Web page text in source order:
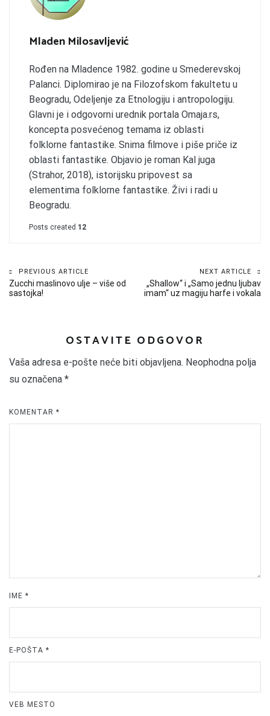
Mladen Milosavljević
Rođen na Mladence 1982. godine u Smederevskoj
Palanci. Diplomirao je na Filozofskom fakultetu u
Beogradu, Odeljenje za Etnologiju i antropologiju.
Glavni je i odgovorni urednik portala Omaja.rs,
koncepta posvećenog temama iz oblasti
folklorne fantastike. Snima filmove i piše priče iz
oblasti fantastike. Objavio je roman Kal juga
(Strahor, 2018), istorijsku pripovest sa
elementima folklorne fantastike. Živi i radi u
Beogradu.
Posts created 12
Kretanje
članka
PREVIOUS ARTICLE
Zucchi maslinovo ulje – više od
sastojka!
NEXT ARTICLE
„Shallow“ i „Samo jednu ljubav
imam“ uz magiju harfe i vokala
OSTAVITE ODGOVOR
Vaša adresa e-pošte neće biti objavljena. Neophodna polja
su označena *
KOMENTAR *
IME *
E-POŠTA *
VEB MESTO